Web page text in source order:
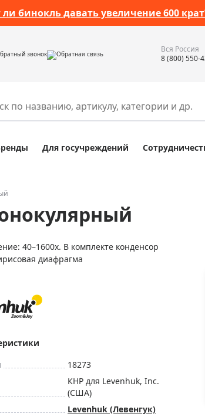
бинокль давать увеличение 600
звонок Обратная связь
Вся Россия
8 (800) 550-
труб
ночного
образцов
Разное
Наборы исследователя
Наборы для химических
Глобусы
Фонари
Элементы питания, карты
Для госучреждений
40–1600х. В комплекте конденсор
диафрагма
18273
КНР для Levenhuk, Inc.
(США)
Levenhuk (Левенгук)